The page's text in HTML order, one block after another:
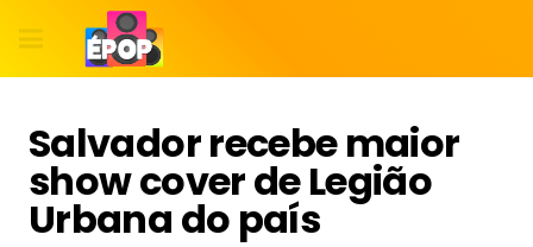
Salvador recebe maior
show cover de Legião
Urbana do país